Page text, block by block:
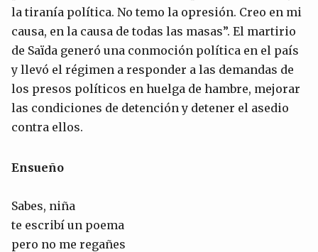
la tiranía política. No temo la opresión. Creo en mi
causa, en la causa de todas las masas”. El martirio
de Saïda generó una conmoción política en el país
y llevó el régimen a responder a las demandas de
los presos políticos en huelga de hambre, mejorar
las condiciones de detención y detener el asedio
contra ellos.
Ensueño
Sabes, niña
te escribí un poema
pero no me regañes